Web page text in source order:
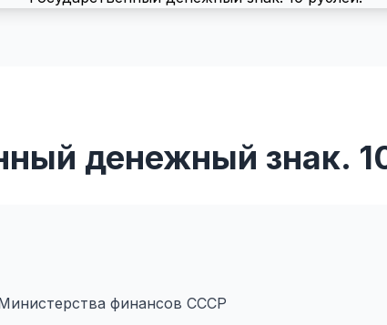
денежный знак.
финансов СССР